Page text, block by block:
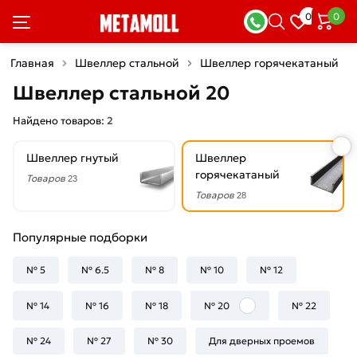
0 0
Главная Швеллер стальной Швеллер горячекатаный
Швеллер стальной 20
Найдено товаров: 2
Швеллер гнутый
Товаров 23
Швеллер
горячекатаный
Товаров 28
Популярные подборки
№ 5 № 6.5 № 8 № 10 № 12
№ 14 № 16 № 18 № 20 № 22
№ 24 № 27 № 30 Для дверных проемов
Фильтры
×
скидкой
руб.
Толщина
9